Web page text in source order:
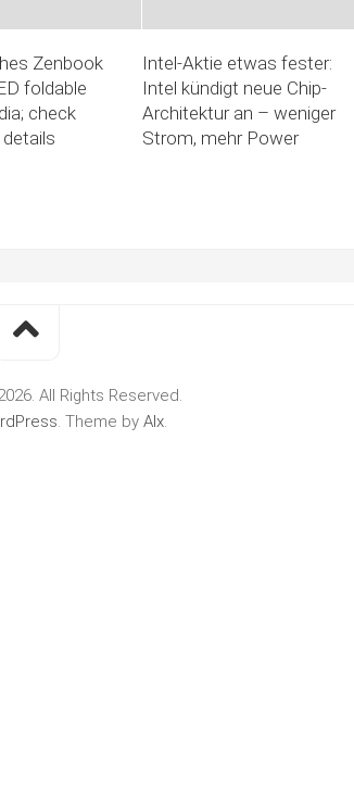
Zenbook
foldable
check
Intel-Aktie etwas fester:
Intel kündigt neue Chip-
Architektur an – weniger
Strom, mehr Power
All Rights Reserved.
. Theme by Alx.